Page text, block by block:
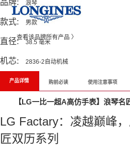
查看该品牌所有产品 〉
品牌: 浪琴
款式: 男款
直径: 38.5 毫米
机芯: 2836-2自动机械
产品详情 购前必读 使用注意事项
【LG一比一超A高仿手表】浪琴名
LG Factary：凌越巅峰
匠双历系列